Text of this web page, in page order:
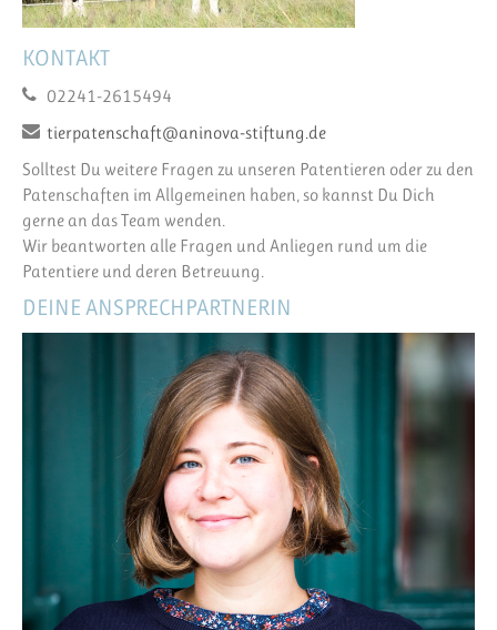
KONTAKT
02241-2615494
tierpatenschaft@aninova-stiftung.de
Solltest Du weitere Fragen zu unseren Patentieren oder zu den
Patenschaften im Allgemeinen haben, so kannst Du Dich
gerne an das Team wenden.
Wir beantworten alle Fragen und Anliegen rund um die
Patentiere und deren Betreuung.
DEINE ANSPRECHPARTNERIN